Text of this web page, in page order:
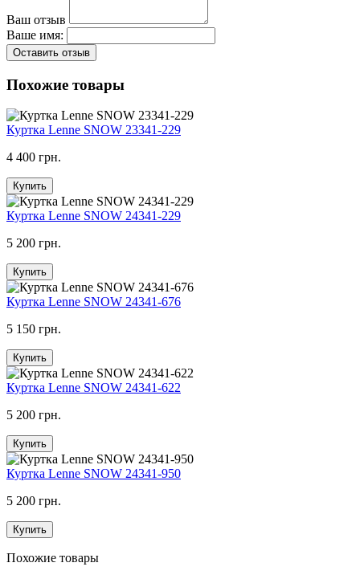
Ваш отзыв
Ваше имя:
Оставить отзыв
Похожие товары
Куртка Lenne SNOW 23341-229
4 400 грн.
Купить
Куртка Lenne SNOW 24341-229
5 200 грн.
Купить
Куртка Lenne SNOW 24341-676
5 150 грн.
Купить
Куртка Lenne SNOW 24341-622
5 200 грн.
Купить
Куртка Lenne SNOW 24341-950
5 200 грн.
Купить
Похожие товары